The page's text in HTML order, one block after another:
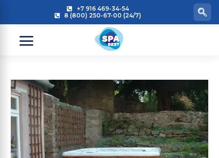
+7 916 469-34-54
8 (800) 250-67-00 (24/7)
Ступени из камня